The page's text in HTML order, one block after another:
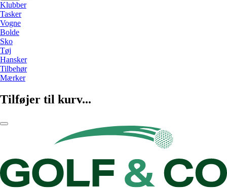
Klubber
Tasker
Vogne
Bolde
Sko
Tøj
Hansker
Tilbehør
Mærker
Tilføjer til kurv...